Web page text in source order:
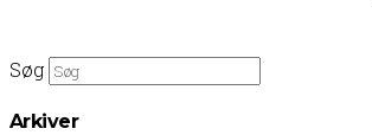
Søg
Arkiver